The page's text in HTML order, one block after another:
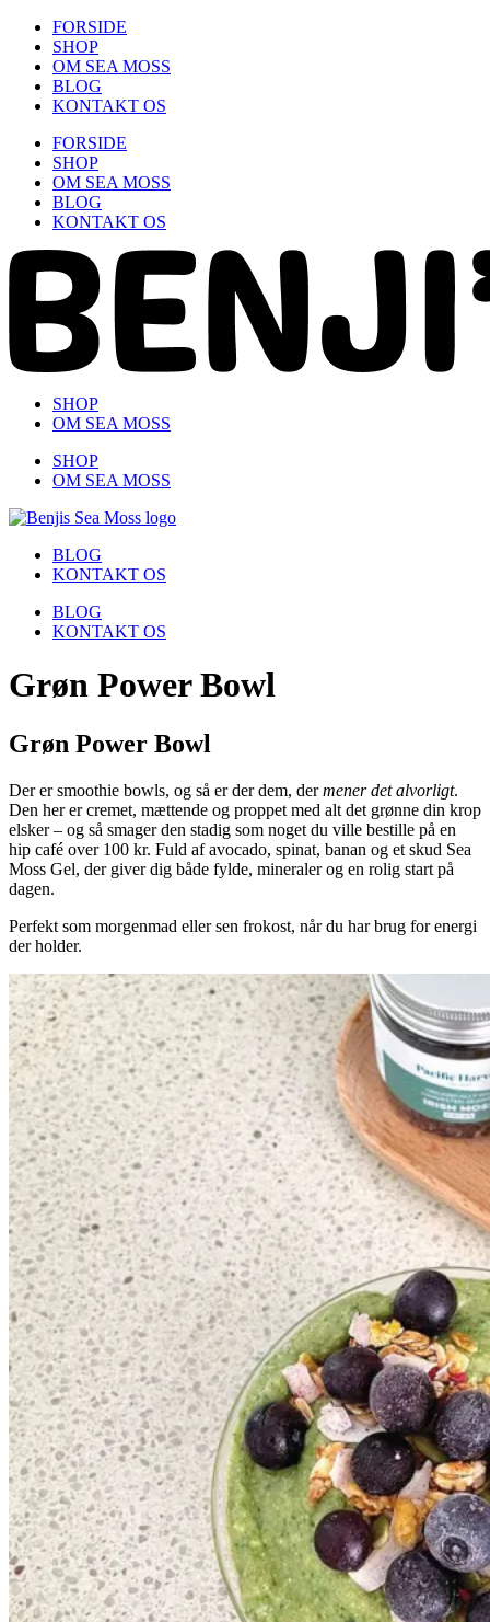
Skip
content
FORSIDE
SHOP
OM SEA MOSS
BLOG
KONTAKT OS
FORSIDE
SHOP
OM SEA MOSS
BLOG
KONTAKT OS
SHOP
OM SEA MOSS
SHOP
OM SEA MOSS
BLOG
KONTAKT OS
BLOG
KONTAKT OS
Grøn Power Bowl
Grøn Power Bowl
Der er smoothie bowls, og så er der dem, dermener det alvorligt.
Den her er cremet, mættende og proppet med alt det grønne din krop
elsker – og så smager den stadig som noget du ville bestille på en
hip café over 100 kr. Fuld af avocado, spinat, banan og et skud Sea
Moss Gel, der giver dig både fylde, mineraler og en rolig start på
dagen.
Perfekt som morgenmad eller sen frokost, når du har brug for energi
der holder.